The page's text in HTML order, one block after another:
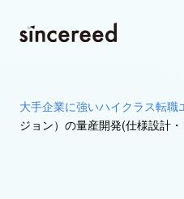
大手企業に強いハイクラス転職
ジョン）の量産開発(仕様設計